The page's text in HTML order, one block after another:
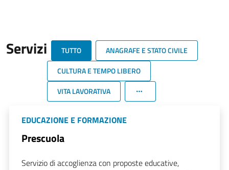
Servizi TUTTO
ANAGRAFE E STATO CIVILE
CULTURA E TEMPO LIBERO
VITA LAVORATIVA
EDUCAZIONE E FORMAZIONE
Prescuola
Servizio di accoglienza con proposte educative,